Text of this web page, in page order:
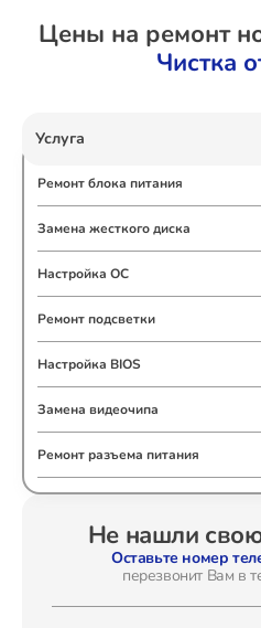
Цены на ремонт
Чистка
Услуга
Ремонт блока питания
Замена жесткого диска
Настройка ОС
Ремонт подсветки
Настройка BIOS
Замена видеочипа
Ремонт разъема питания
Замена видеокарты
Ремонт цепей питания
Не нашли
Оставьте номер
перезвонит Вам в
Ремонт
Ремонт
Ремонт ТВ-
Ремонт